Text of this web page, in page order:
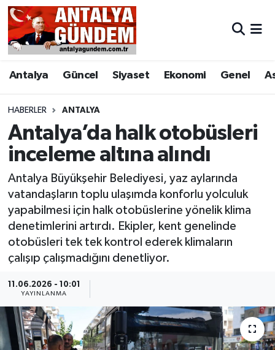
Antalya Güncel Siyaset Ekonomi Genel
HABERLER ANTALYA
Antalya’da halk otobüsleri
inceleme altına alındı
Antalya Büyükşehir Belediyesi, yaz aylarında
vatandaşların toplu ulaşımda konforlu yolculuk
yapabilmesi için halk otobüslerine yönelik klima
denetimlerini artırdı. Ekipler, kent genelinde
otobüsleri tek tek kontrol ederek klimaların
çalışıp çalışmadığını denetliyor.
11.06.2026 - 10:01
YAYINLANMA
Antalya
Asayiş
Bilim & Teknoloji
Bölge
EĞİTİM
Ekonomi
Görüntülü Haber
Güncel
Kültür & Sanat
Antalya Nöbetçi Eczaneler
Antalya Hava Durumu
Antalya Namaz Vakitleri
Antalya Trafik Yoğunluk Haritası
Süper Lig Puan Durumu ve Fikstür
Tüm Manşetler
Son Dakika Haberleri
Haber Arşivi